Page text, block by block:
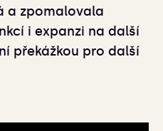
a zpomalovala
i expanzi na další
překážkou pro další